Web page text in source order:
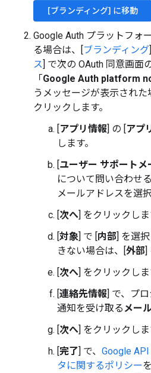
[ブランディング] に移動
Google Auth プラットフォ
る場合は、[ブランディング
ス] で次の OAuth 同意画面
「Google Auth platform
うメッセージが表示された
クリックします。
[アプリ情報] の [アプ
します。
[ユーザー サポートメ
について問い合わせ
メールアドレスを選択
[次へ] をクリックしま
[対象] で [内部] を選
きない場合は、[外部]
[次へ] をクリックしま
[連絡先情報] で、プ
通知を受け取る メー
[次へ] をクリックしま
[完了] で、 Google
タに関するポリシー